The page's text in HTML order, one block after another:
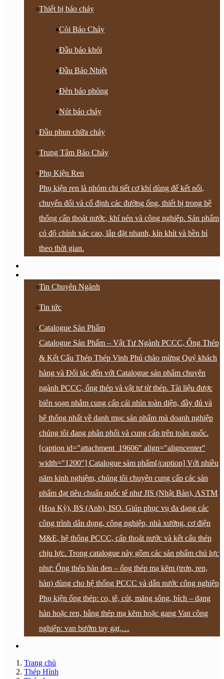
Thiết bị báo cháy
Còi Báo Cháy
Đầu báo khói
Đầu Báo Nhiệt
Đèn báo phòng
Nút báo cháy
Đầu phun chữa cháy
Trung Tâm Báo Cháy
Phụ Kiện Ren
Phụ kiện ren là nhóm chi tiết cơ khí dùng để kết nối,
chuyển đổi và cố định các đường ống, thiết bị trong hệ
thống cấp thoát nước, khí nén và công nghiệp. Sản phẩm
có độ chính xác cao, lắp đặt nhanh, kín khít và bền bỉ
theo thời gian.
Tin Chuyên Ngành
Tin tức
Catalogue Sản Phẩm
Catalogue Sản Phẩm – Vật Tư Ngành PCCC, Ống Thép
& Kết Cấu Thép Thép Vinh Phú chào mừng Quý khách
hàng và Đối tác đến với Catalogue sản phẩm chuyên
ngành PCCC, ống thép và vật tư từ thép. Tài liệu được
biên soạn nhằm cung cấp cái nhìn toàn diện, đầy đủ và
hệ thống nhất về danh mục sản phẩm mà doanh nghiệp
chúng tôi đang phân phối và cung cấp trên toàn quốc.
[caption id="attachment_19606" align="aligncenter"
width="1200"] Catalogue sảm phẩm[/caption] Với nhiều
năm kinh nghiệm, chúng tôi chuyên cung cấp các sản
phẩm đạt tiêu chuẩn quốc tế như JIS (Nhật Bản), ASTM
(Hoa Kỳ), BS (Anh), ISO. Giúp phục vụ đa dạng các
công trình dân dụng, công nghiệp, nhà xưởng, cơ điện
M&E, hệ thống PCCC, cấp thoát nước và kết cấu thép
chịu lực. Trong catalogue này gồm các sản phẩm chủ lực
như: Ống thép hàn đen – ống thép mạ kẽm (trơn, ren,
hàn) dùng cho hệ thống PCCC và dẫn nước công nghiệp
Phụ kiện ống thép: co, tê, cút, măng sông, bích – dạng
hàn hoặc ren, bằng thép mạ kẽm hoặc gang Van công
nghiệp: van bướm tay gạt,…
Trang chủ
Thép Hình